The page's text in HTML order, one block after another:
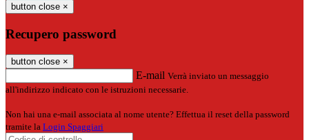
button close ×
Recupero password
button close ×
E-mail Verrà inviato un messaggio
all'indirizzo indicato con le istruzioni necessarie.
Non hai una e-mail associata al nome utente? Effettua il reset della password
tramite la Login Spaggiari